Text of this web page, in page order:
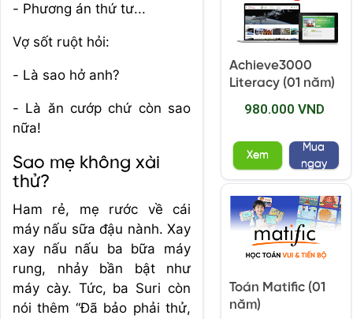
- Phương án thứ tư...
Vợ sốt ruột hỏi:
- Là sao hở anh?
- Là ăn cướp chứ còn sao
nữa!
Sao mẹ không xài
thử?
Ham rẻ, mẹ rước về cái
máy nấu sữa đậu nành. Xay
xay nấu nấu ba bữa máy
rung, nhảy bần bật như
máy cày. Tức, ba Suri còn
nói thêm “Đã bảo phải thử,
Achieve3000
Literacy (01 năm)
980.000 VND
Xem
Mua
ngay
Toán Matific (01
năm)